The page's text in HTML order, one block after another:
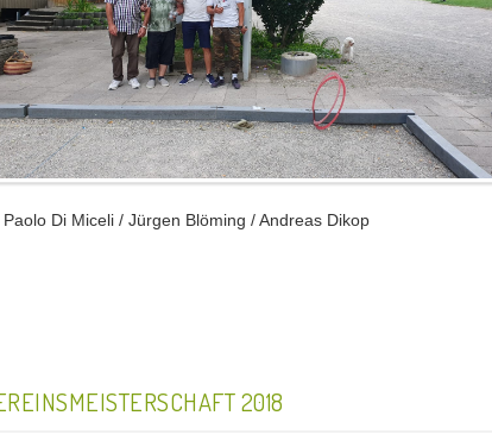
Paolo Di Miceli / Jürgen Blöming / Andreas Dikop
2018